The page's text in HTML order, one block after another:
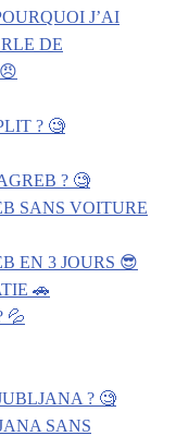
J’AI
DE
? 🧐
? 🧐
SANS VOITURE
EN 3 JOURS 😎
🚗
💦
? 🧐
SANS